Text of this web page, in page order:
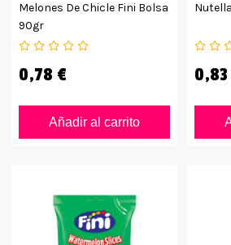
Melones De Chicle Fini Bolsa
90gr
0,78 €
Añadir al carrito
0,83